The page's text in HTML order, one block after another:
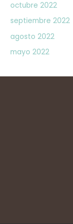
octubre 2022
septiembre 2022
agosto 2022
mayo 2022